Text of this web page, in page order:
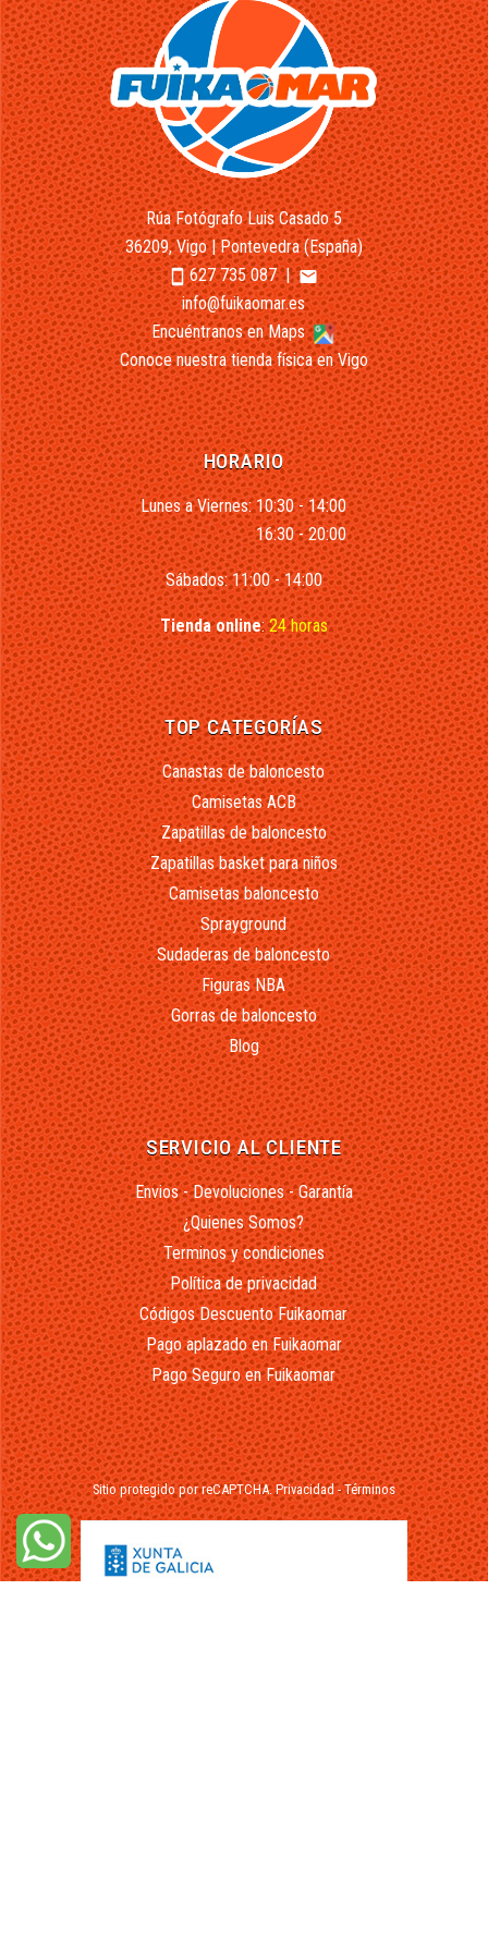
Rúa Fotógrafo Luis Casado 5
36209, Vigo | Pontevedra (España)
smartphone627 735 087|email
info@fuikaomar.es
Encuéntranos en Maps
Conoce nuestra tienda física en Vigo
HORARIO
Lunes a Viernes: 10:30 - 14:00
16:30 - 20:00
Sábados: 11:00 - 14:00
Tienda online:24 horas
TOP CATEGORÍAS
Canastas de baloncesto
Camisetas ACB
Zapatillas de baloncesto
Zapatillas basket para niños
Camisetas baloncesto
Sprayground
Sudaderas de baloncesto
Figuras NBA
Gorras de baloncesto
Blog
SERVICIO AL CLIENTE
Envios - Devoluciones - Garantía
¿Quienes Somos?
Terminos y condiciones
Política de privacidad
Códigos Descuento Fuikaomar
Pago aplazado en Fuikaomar
Pago Seguro en Fuikaomar
Sitio protegido por reCAPTCHA.Privacidad-Términos